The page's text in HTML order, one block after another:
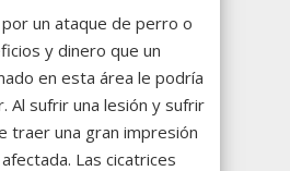
un ataque de perro o
y dinero que un
en esta área le podría
Al sufrir una lesión y sufrir
traer una gran impresión
Las cicatrices